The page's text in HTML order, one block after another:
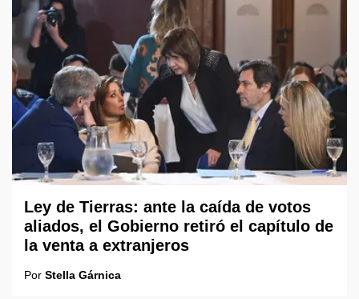
Ley de Tierras: ante la caída de votos
aliados, el Gobierno retiró el capítulo de
la venta a extranjeros
Por Stella Gárnica